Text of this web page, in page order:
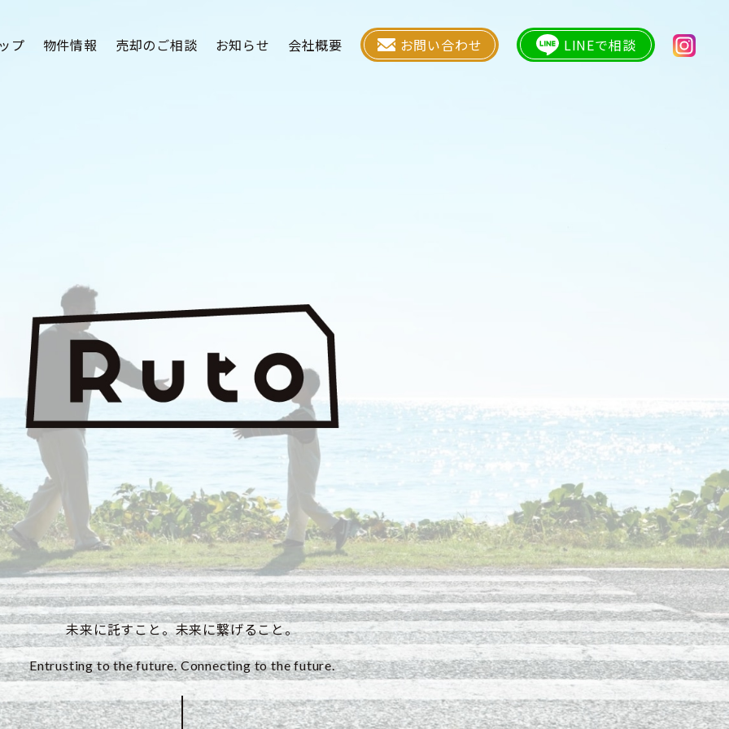
プ 物件情報 売却のご相談 お知らせ 会社概要 お問い合わせ LINEで相談
未来に託すこと。未来に繋げること。
Entrusting to the future. Connecting to the future.